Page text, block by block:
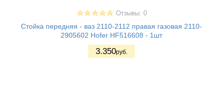
Отзывы: 0
Стойка передняя - ваз 2110-2112 правая газовая 2110-
2905602 Hofer HF516608 - 1шт
3.350руб.